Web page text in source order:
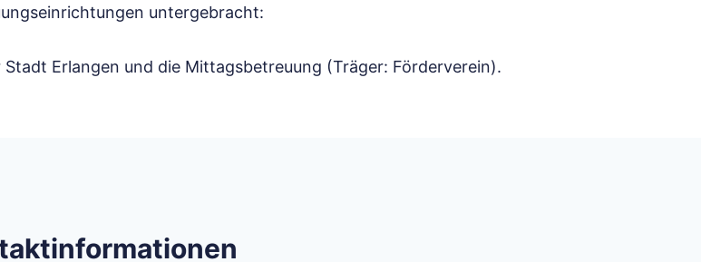
untergebracht:
Erlangen und die Mittagsbetreuung (Träger: Förderverein).